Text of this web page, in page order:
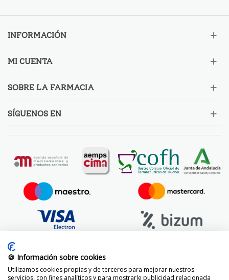
INFORMACIÓN
MI CUENTA
SOBRE LA FARMACIA
SÍGUENOS EN
🍪 Información sobre cookies
Utilizamos cookies propias y de terceros para mejorar nuestros
servicios, con fines analíticos y para mostrarle publicidad relacionada